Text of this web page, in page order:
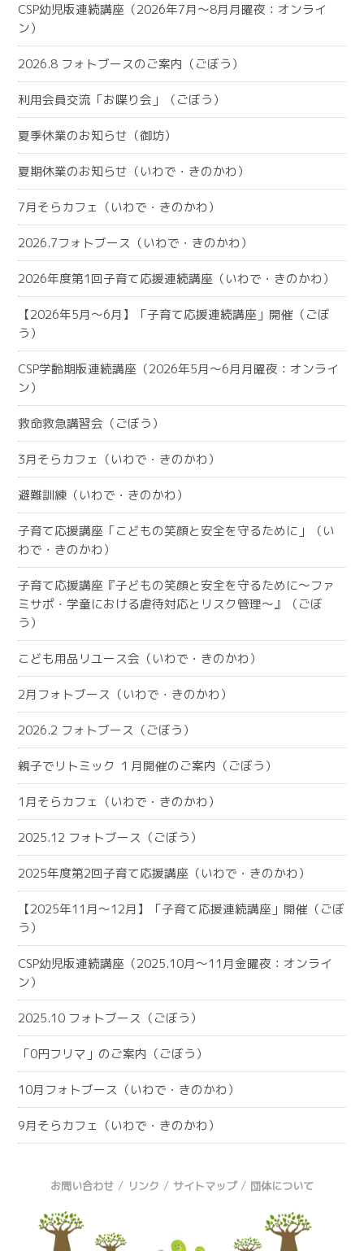
CSP幼児版連続講座（2026年7月～8月月曜夜：オンライ
ン）
2026.8 フォトブースのご案内（ごぼう）
利用会員交流「お喋り会」（ごぼう）
夏季休業のお知らせ（御坊）
夏期休業のお知らせ（いわで・きのかわ）
7月そらカフェ（いわで・きのかわ）
2026.7フォトブース（いわで・きのかわ）
2026年度第1回子育て応援連続講座（いわで・きのかわ）
【2026年5月～6月】「子育て応援連続講座」開催（ごぼ
う）
CSP学齢期版連続講座（2026年5月～6月月曜夜：オンライ
ン）
救命救急講習会（ごぼう）
3月そらカフェ（いわで・きのかわ）
避難訓練（いわで・きのかわ）
子育て応援講座「こどもの笑顔と安全を守るために」（い
わで・きのかわ）
子育て応援講座『子どもの笑顔と安全を守るために～ファ
ミサポ・学童における虐待対応とリスク管理～』（ごぼ
う）
こども用品リユース会（いわで・きのかわ）
2月フォトブース（いわで・きのかわ）
2026.2 フォトブース（ごぼう）
親子でリトミック １月開催のご案内（ごぼう）
1月そらカフェ（いわで・きのかわ）
2025.12 フォトブース（ごぼう）
2025年度第2回子育て応援講座（いわで・きのかわ）
【2025年11月～12月】「子育て応援連続講座」開催（ごぼ
う）
CSP幼児版連続講座（2025.10月～11月金曜夜：オンライ
ン）
2025.10 フォトブース（ごぼう）
「0円フリマ」のご案内（ごぼう）
10月フォトブース（いわで・きのかわ）
9月そらカフェ（いわで・きのかわ）
お問い合わせ / リンク / サイトマップ / 団体について